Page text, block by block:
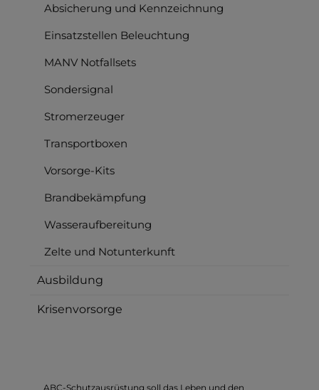
Absicherung und Kennzeichnung
Einsatzstellen Beleuchtung
MANV Notfallsets
Sondersignal
Stromerzeuger
Transportboxen
Vorsorge-Kits
Brandbekämpfung
Wasseraufbereitung
Zelte und Notunterkunft
Ausbildung
Krisenvorsorge
ABC-Schutzausrüstung soll das Leben und den